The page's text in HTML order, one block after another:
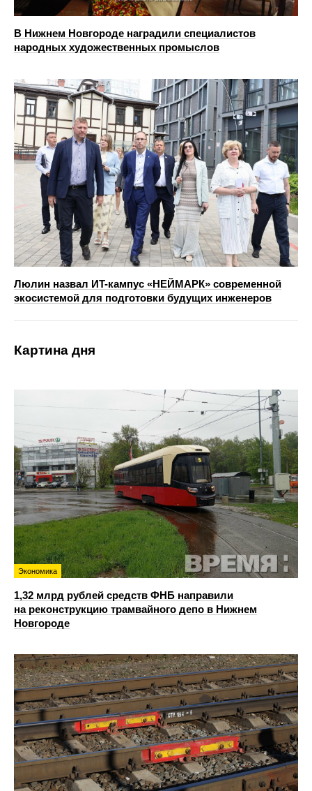
В Нижнем Новгороде наградили специалистов
народных художественных промыслов
Люлин назвал ИT-кампус «НЕЙМАРК» современной
экосистемой для подготовки будущих инженеров
Картина дня
Экономика
1,32 млрд рублей средств ФНБ направили
на реконструкцию трамвайного депо в Нижнем
Новгороде